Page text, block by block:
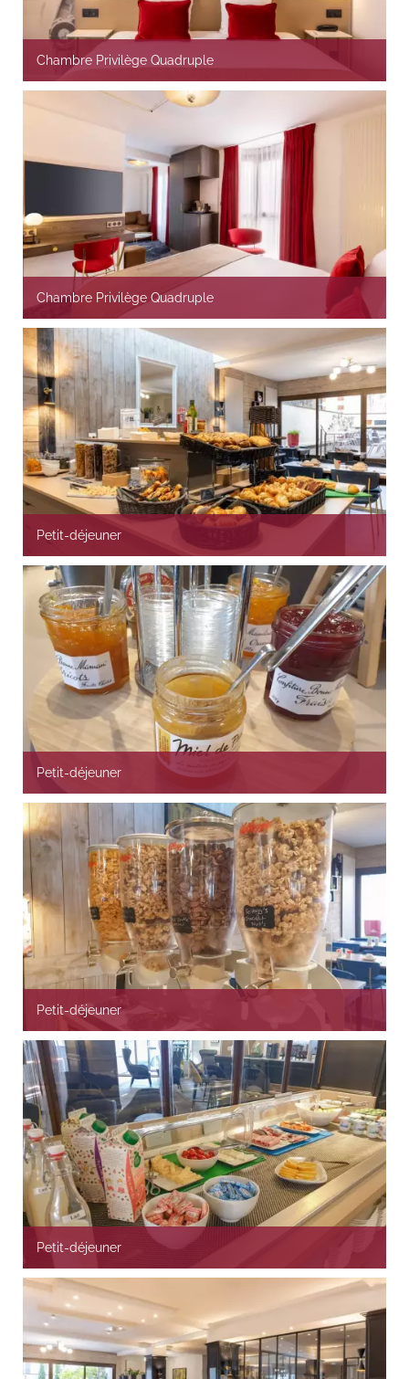
Chambre Privilège Quadruple
Chambre Privilège Quadruple
Petit-déjeuner
Petit-déjeuner
Petit-déjeuner
Petit-déjeuner